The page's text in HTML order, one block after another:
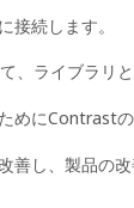
接続します。
ライブラリと
めにContrast
善し、製品の